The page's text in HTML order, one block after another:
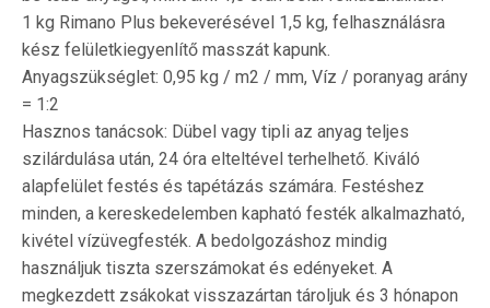
1 kg Rimano Plus bekeverésével 1,5 kg, felhasználásra
kész felületkiegyenlítő masszát kapunk.
Anyagszükséglet: 0,95 kg / m2 / mm, Víz / poranyag arány
= 1:2
Hasznos tanácsok: Dübel vagy tipli az anyag teljes
szilárdulása után, 24 óra elteltével terhelhető. Kiváló
alapfelület festés és tapétázás számára. Festéshez
minden, a kereskedelemben kapható festék alkalmazható,
kivétel vízüvegfesték. A bedolgozáshoz mindig
használjuk tiszta szerszámokat és edényeket. A
megkezdett zsákokat visszazártan tároljuk és 3 hónapon